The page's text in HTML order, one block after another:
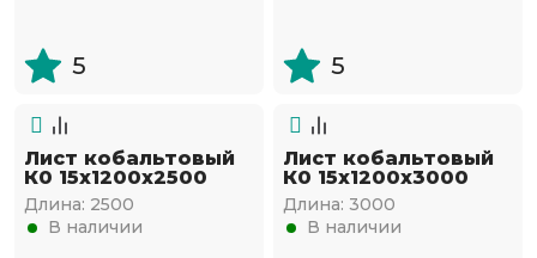
5 5
Лист кобальтовый
К0 15x1200x2500
Длина: 2500
В наличии
Лист кобальтовый
К0 15x1200x3000
Длина: 3000
В наличии